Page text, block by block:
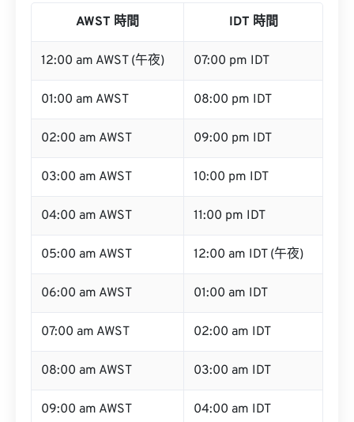
AWST 時間 IDT 時間
12:00 am AWST (午夜) 07:00 pm IDT
01:00 am AWST 08:00 pm IDT
02:00 am AWST 09:00 pm IDT
03:00 am AWST 10:00 pm IDT
04:00 am AWST 11:00 pm IDT
05:00 am AWST 12:00 am IDT (午夜)
06:00 am AWST 01:00 am IDT
07:00 am AWST 02:00 am IDT
08:00 am AWST 03:00 am IDT
09:00 am AWST 04:00 am IDT